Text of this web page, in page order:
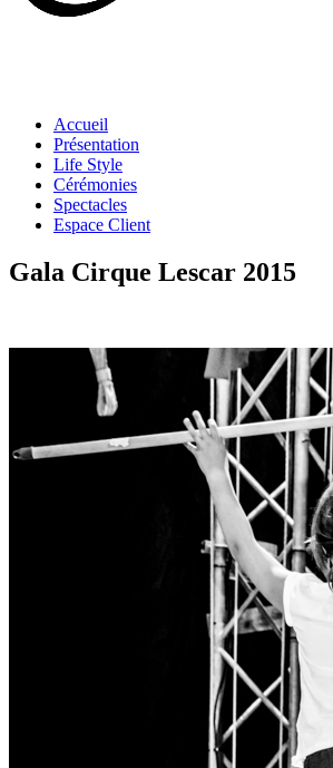
Accueil
Présentation
Life Style
Cérémonies
Spectacles
Espace Client
Gala Cirque Lescar 2015